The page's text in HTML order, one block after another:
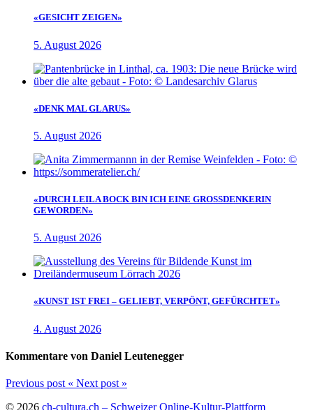
«GESICHT ZEIGEN»
5. August 2026
«DENK MAL GLARUS»
5. August 2026
«DURCH LEILA BOCK BIN ICH EINE GROSSDENKERIN
GEWORDEN»
5. August 2026
«KUNST IST FREI – GELIEBT, VERPÖNT, GEFÜRCHTET»
4. August 2026
Kommentare von Daniel Leutenegger
Previous post « Next post »
© 2026 ch-cultura.ch – Schweizer Online-Kultur-Plattform